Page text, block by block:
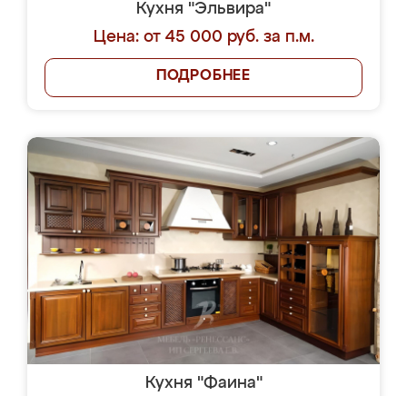
Кухня "Эльвира"
Цена: от 45 000 руб. за п.м.
ПОДРОБНЕЕ
Кухня "Фаина"